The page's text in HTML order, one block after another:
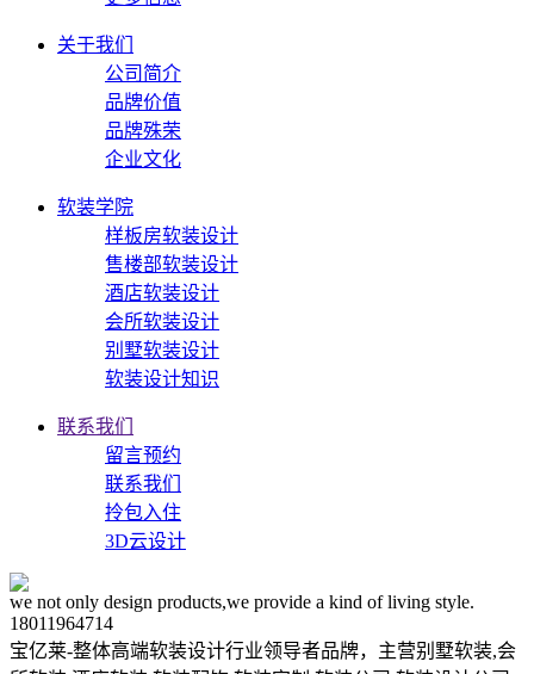
关于我们
公司简介
品牌价值
品牌殊荣
企业文化
软装学院
样板房软装设计
售楼部软装设计
酒店软装设计
会所软装设计
别墅软装设计
软装设计知识
联系我们
留言预约
联系我们
拎包入住
3D云设计
we not only design products,we provide a kind of living style.
18011964714
宝亿莱-整体高端软装设计行业领导者品牌，主营别墅软装,会